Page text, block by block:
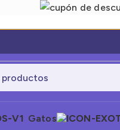
Gatos